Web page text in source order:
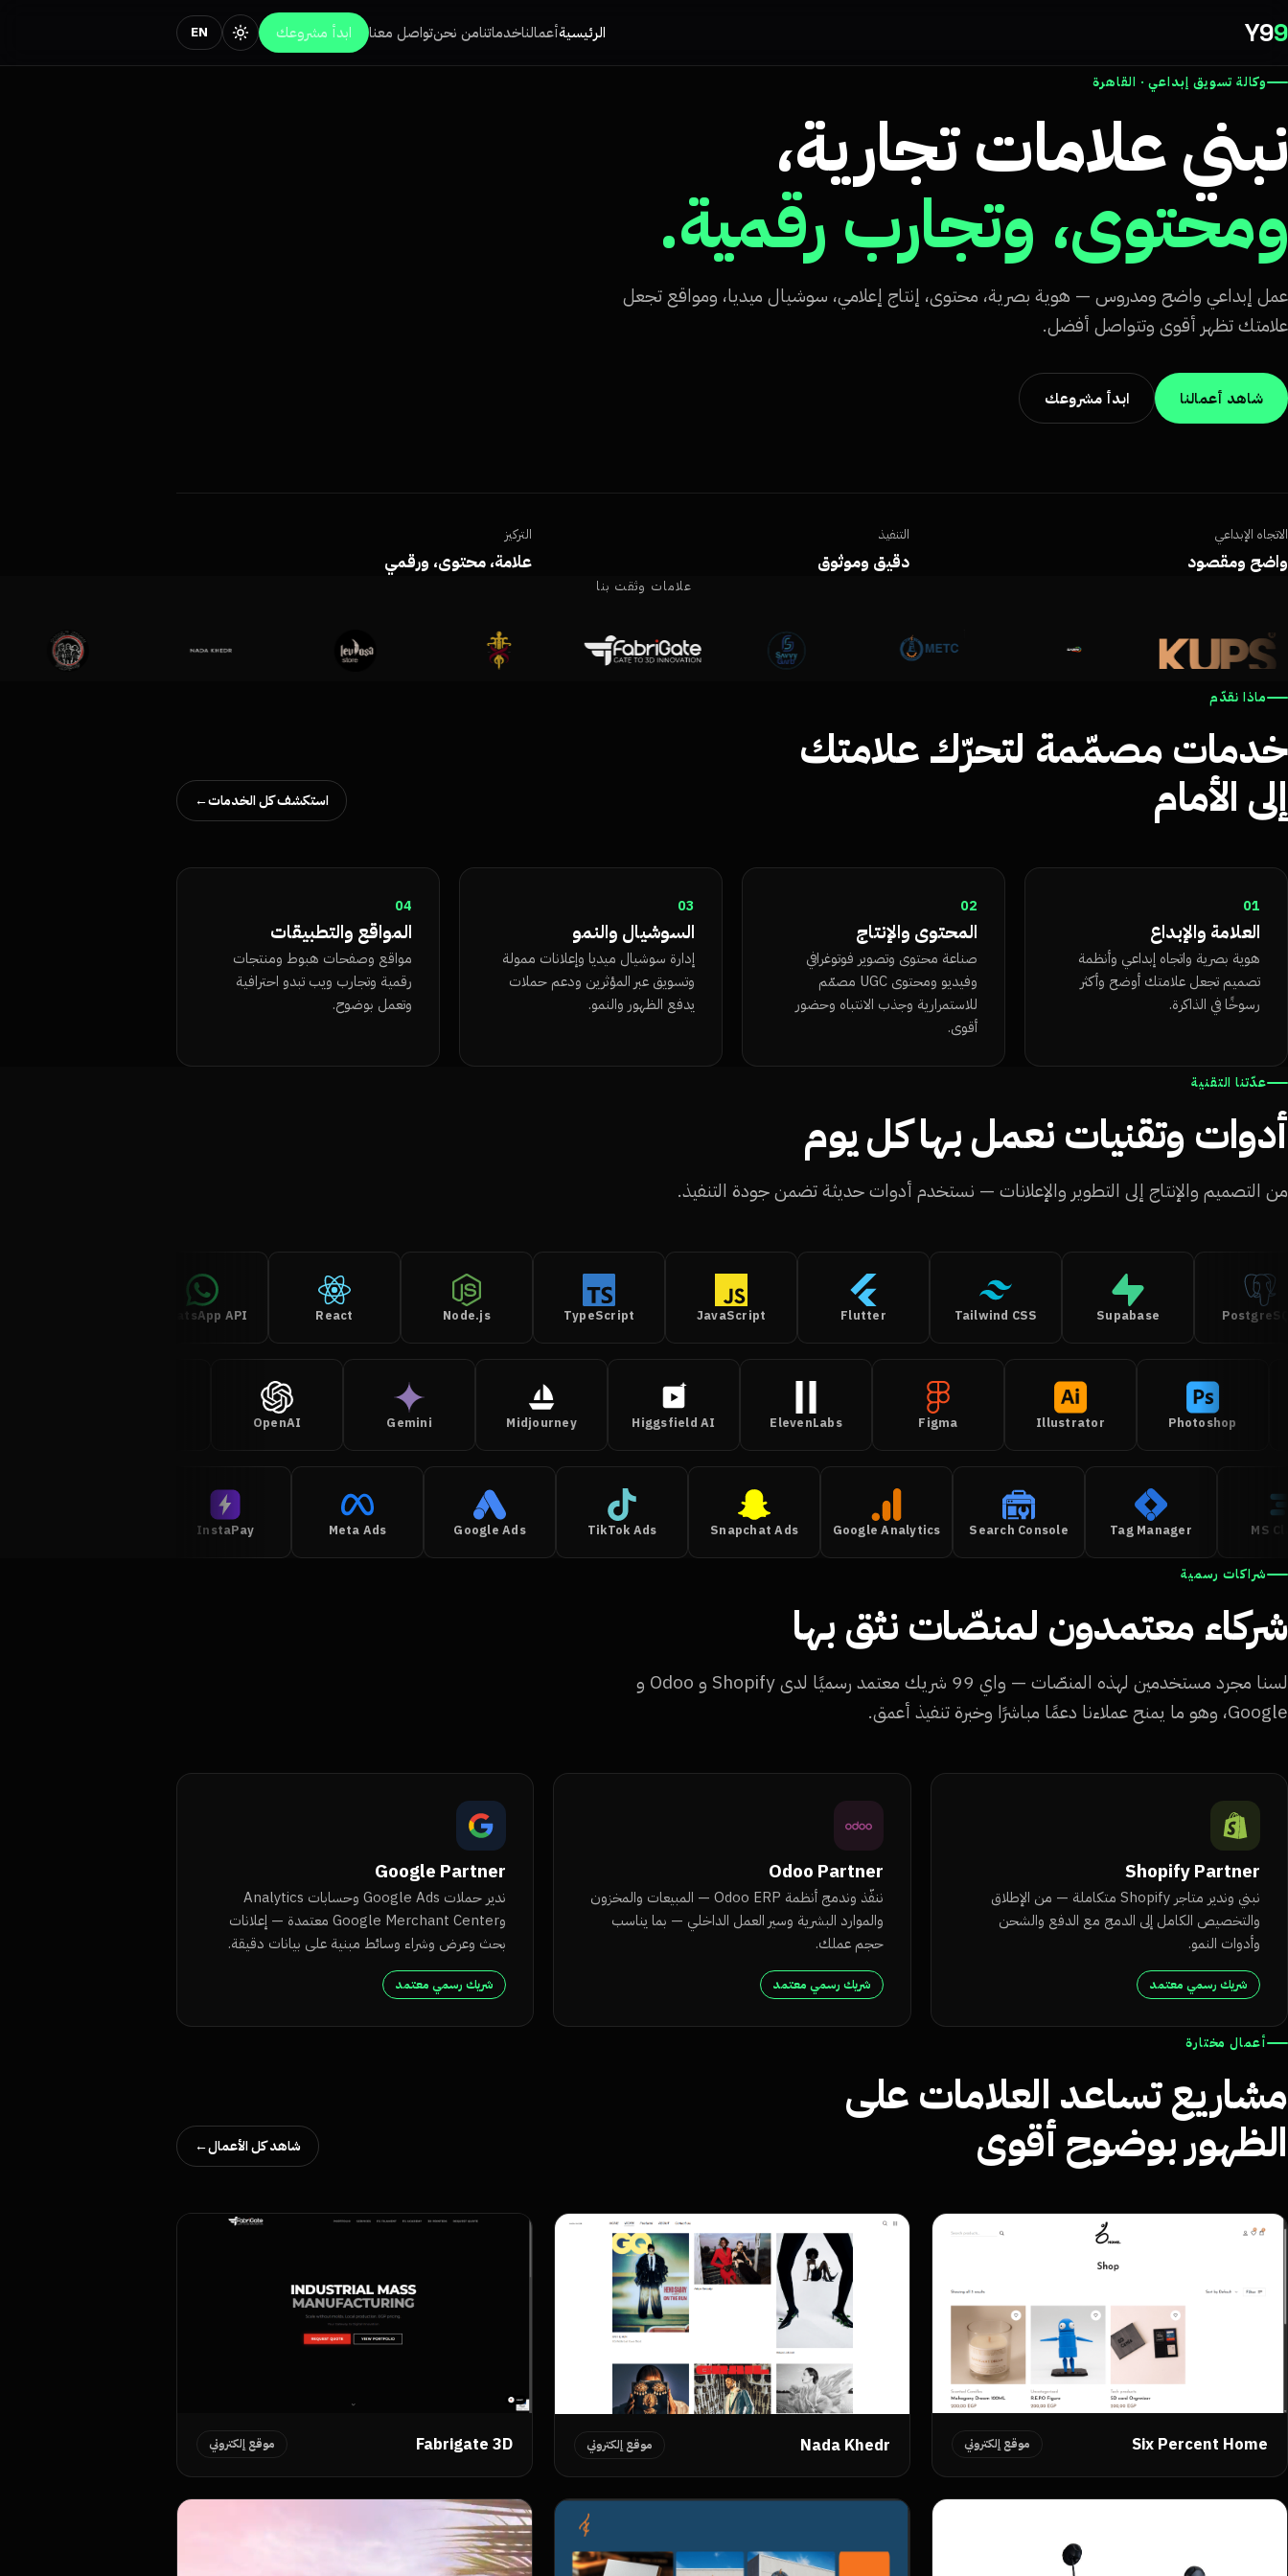
Y99 الرئيسيةأعمالناخدماتنامن نحنتواصل معنا ابدأ مشروعك EN
وكالة تسويق إبداعي · القاهرة
نبني علامات تجارية،
ومحتوى، وتجارب رقمية.
عمل إبداعي واضح ومدروس — هوية بصرية، محتوى، إنتاج إعلامي، سوشيال ميديا، ومواقع تجعل
علامتك تظهر أقوى وتتواصل أفضل.
شاهد أعمالنا ابدأ مشروعك
الاتجاه الإبداعي
واضح ومقصود
التنفيذ
دقيق وموثوق
التركيز
علامة، محتوى، ورقمي
علامات وثقت بنا
ماذا نقدّم
خدمات مصمّمة لتحرّك علامتك
إلى الأمام
استكشف كل الخدمات→
01
العلامة والإبداع
هوية بصرية واتجاه إبداعي وأنظمة
تصميم تجعل علامتك أوضح وأكثر
رسوخًا في الذاكرة.
02
المحتوى والإنتاج
صناعة محتوى وتصوير فوتوغرافي
وفيديو ومحتوى UGC مصمّم
للاستمرارية وجذب الانتباه وحضور
أقوى.
03
السوشيال والنمو
إدارة سوشيال ميديا وإعلانات ممولة
وتسويق عبر المؤثرين ودعم حملات
يدفع الظهور والنمو.
04
المواقع والتطبيقات
مواقع وصفحات هبوط ومنتجات
رقمية وتجارب ويب تبدو احترافية
وتعمل بوضوح.
عدّتنا التقنية
أدوات وتقنيات نعمل بها كل يوم
من التصميم والإنتاج إلى التطوير والإعلانات — نستخدم أدوات حديثة تضمن جودة التنفيذ.
WhatsApp API React Node.js TypeScript JavaScript Flutter Tailwind CSS Supabase
OpenAI Gemini Midjourney Higgsfield AI ElevenLabs Figma Illustrator Photoshop
InstaPay Meta Ads Google Ads TikTok Ads Snapchat Ads Google Analytics Search Console Tag Manager
شراكات رسمية
شركاء معتمدون لمنصّات نثق بها
لسنا مجرد مستخدمين لهذه المنصّات — واي 99 شريك معتمد رسميًا لدى Shopify و Odoo و
Google، وهو ما يمنح عملاءنا دعمًا مباشرًا وخبرة تنفيذ أعمق.
Shopify Partner
نبني وندير متاجر Shopify متكاملة — من الإطلاق
والتخصيص الكامل إلى الدمج مع الدفع والشحن
وأدوات النمو.
شريك رسمي معتمد
Odoo Partner
ننفّذ وندمج أنظمة Odoo ERP — المبيعات والمخزون
والموارد البشرية وسير العمل الداخلي — بما يناسب
حجم عملك.
شريك رسمي معتمد
Google Partner
ندير حملات Google Ads وحسابات Analytics
وGoogle Merchant Center معتمدة — إعلانات
بحث وعرض وشراء وسائط مبنية على بيانات دقيقة.
شريك رسمي معتمد
أعمال مختارة
مشاريع تساعد العلامات على
الظهور بوضوح أقوى
شاهد كل الأعمال→
Six Percent Home موقع إلكتروني Nada Khedr موقع إلكتروني Fabrigate 3D موقع إلكتروني